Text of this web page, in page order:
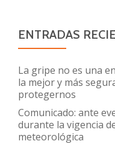
ENTRADAS
La gripe no es una
la mejor y más
protegernos
Comunicado: ante
durante la vigencia
meteorológica